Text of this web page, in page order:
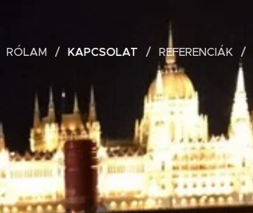
RÓLAM KAPCSOLAT REFERENCIÁK